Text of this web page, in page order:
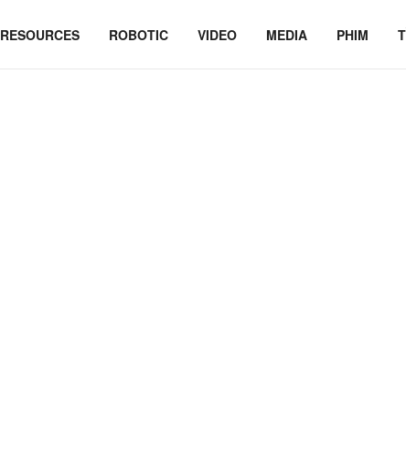
RESOURCES ROBOTIC VIDEO MEDIA PHIM